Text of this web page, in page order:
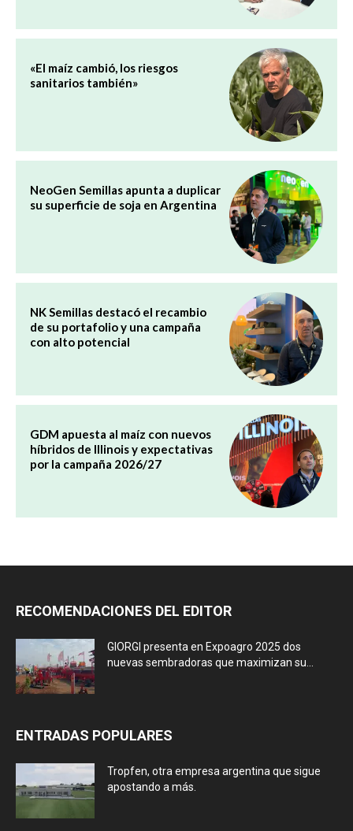
«El maíz cambió, los riesgos
sanitarios también»
NeoGen Semillas apunta a duplicar
su superficie de soja en Argentina
NK Semillas destacó el recambio
de su portafolio y una campaña
con alto potencial
GDM apuesta al maíz con nuevos
híbridos de Illinois y expectativas
por la campaña 2026/27
RECOMENDACIONES DEL EDITOR
GIORGI presenta en Expoagro 2025 dos
nuevas sembradoras que maximizan su...
ENTRADAS POPULARES
Tropfen, otra empresa argentina que sigue
apostando a más.